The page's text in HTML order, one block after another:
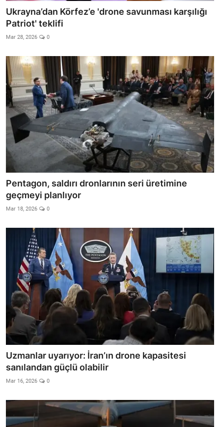
Ukrayna’dan Körfez’e 'drone savunması karşılığı
Patriot' teklifi
Mar 28, 2026 0
Pentagon, saldırı dronlarının seri üretimine
geçmeyi planlıyor
Mar 18, 2026 0
Uzmanlar uyarıyor: İran’ın drone kapasitesi
sanılandan güçlü olabilir
Mar 16, 2026 0